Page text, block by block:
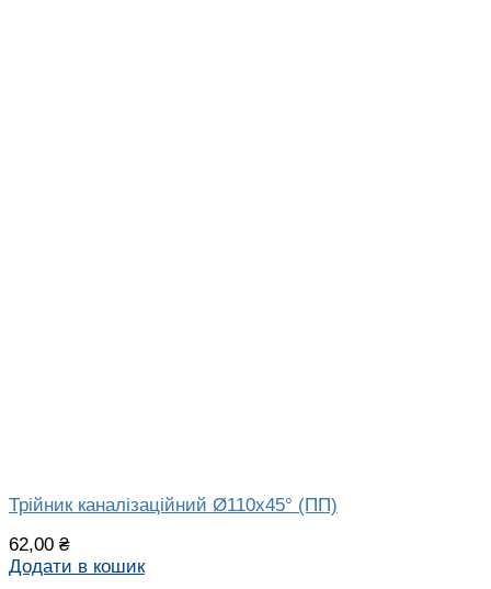
Трійник каналізаційний Ø110х45° (ПП)
62,00 ₴
Додати в кошик